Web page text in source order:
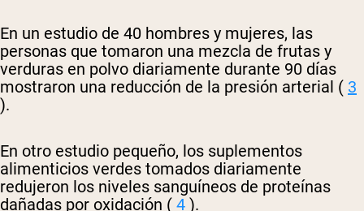
En un estudio de 40 hombres y mujeres, las
personas que tomaron una mezcla de frutas y
verduras en polvo diariamente durante 90 días
mostraron una reducción de la presión arterial ( 3
).
En otro estudio pequeño, los suplementos
alimenticios verdes tomados diariamente
redujeron los niveles sanguíneos de proteínas
dañadas por oxidación ( 4 ).